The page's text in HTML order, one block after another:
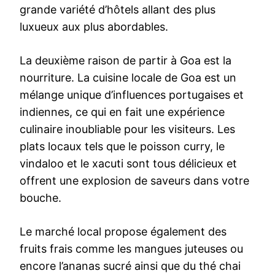
grande variété d’hôtels allant des plus
luxueux aux plus abordables.
La deuxième raison de partir à Goa est la
nourriture. La cuisine locale de Goa est un
mélange unique d’influences portugaises et
indiennes, ce qui en fait une expérience
culinaire inoubliable pour les visiteurs. Les
plats locaux tels que le poisson curry, le
vindaloo et le xacuti sont tous délicieux et
offrent une explosion de saveurs dans votre
bouche.
Le marché local propose également des
fruits frais comme les mangues juteuses ou
encore l’ananas sucré ainsi que du thé chai